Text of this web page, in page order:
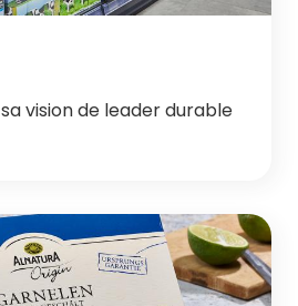
vision de leader durable